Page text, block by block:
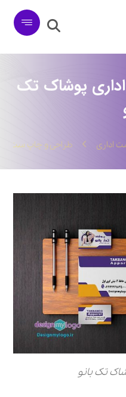
پوشاک تک
اداری طراحی و چاپ ست
تک بانو